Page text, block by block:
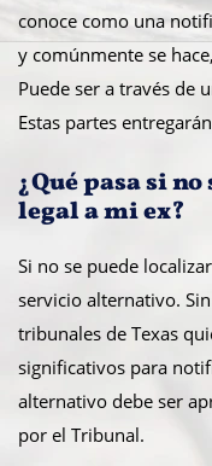
conoce como una
y comúnmente se
Puede ser a través de
Estas partes
¿Qué pasa si
legal a mi ex?
Si no se puede
servicio alternativo.
tribunales de Texas
significativos para
alternativo debe ser
por el Tribunal.